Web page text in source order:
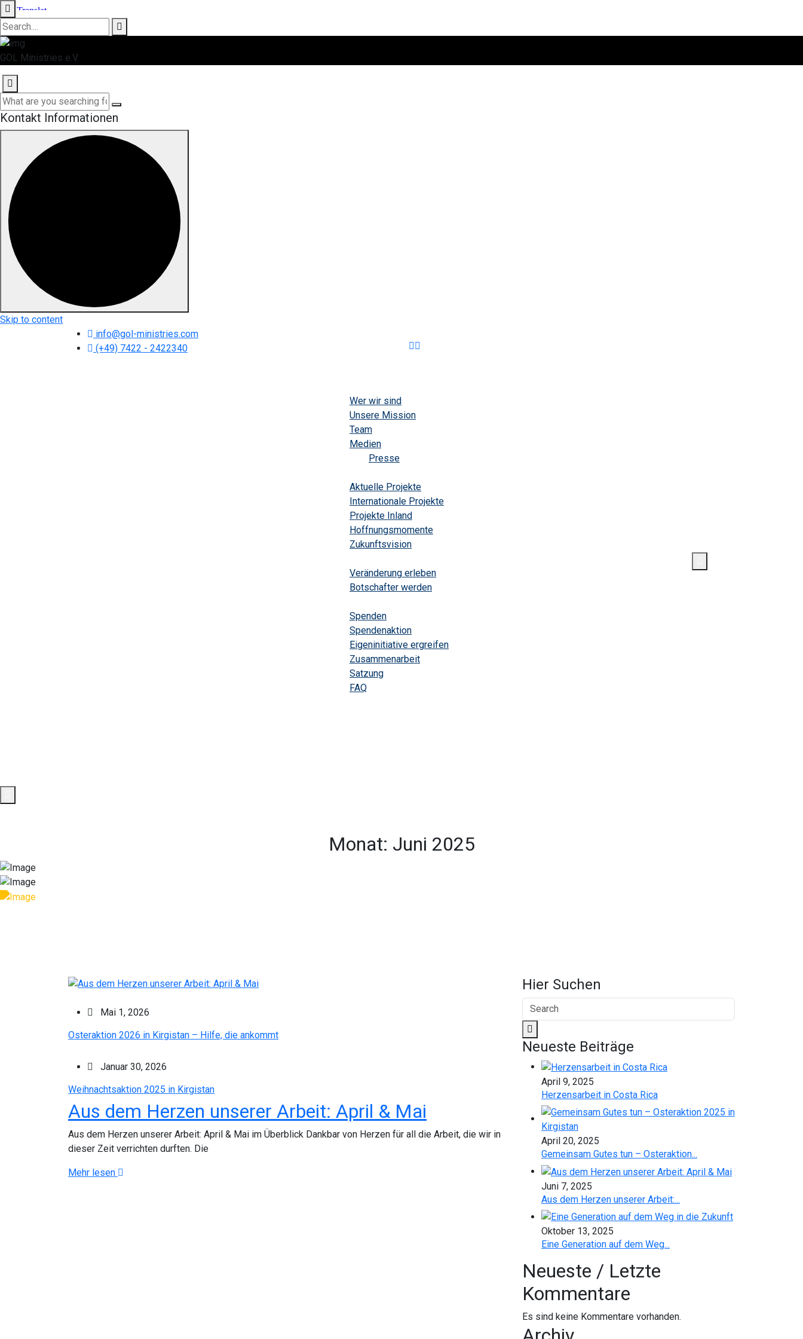
GOL Ministries e.V.
Kontakt Informationen
Skip to content
info@gol-ministries.com
(+49) 7422 - 2422340
Wer wir sind
Unsere Mission
Team
Medien
Presse
Aktuelle Projekte
Internationale Projekte
Projekte Inland
Hoffnungsmomente
Zukunftsvision
Veränderung erleben
Botschafter werden
Spenden
Spendenaktion
Eigeninitiative ergreifen
Zusammenarbeit
Satzung
FAQ
Monat: Juni 2025
Mai 1, 2026
Osteraktion 2026 in Kirgistan – Hilfe, die ankommt
Januar 30, 2026
Weihnachtsaktion 2025 in Kirgistan
Aus dem Herzen unserer Arbeit: April & Mai
Aus dem Herzen unserer Arbeit: April & Mai im Überblick Dankbar von Herzen für all die Arbeit, die wir in
dieser Zeit verrichten durften. Die
Mehr lesen
Hier Suchen
Neueste Beiträge
April 9, 2025
Herzensarbeit in Costa Rica
April 20, 2025
Gemeinsam Gutes tun – Osteraktion...
Juni 7, 2025
Aus dem Herzen unserer Arbeit:...
Oktober 13, 2025
Eine Generation auf dem Weg...
Neueste / Letzte
Kommentare
Es sind keine Kommentare vorhanden.